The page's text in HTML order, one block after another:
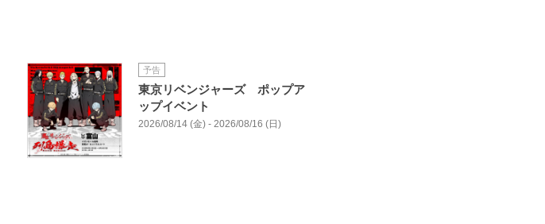
予告
東京リベンジャーズ ポップア
ップイベント
2026/08/14 (金) - 2026/08/16 (日)